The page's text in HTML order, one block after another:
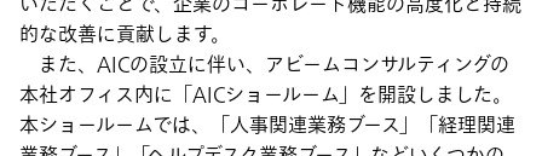
的な改善に貢献します。
また、AICの設立に伴い、アビームコンサルティングの
本社オフィス内に「AICショールーム」を開設しました。
本ショールームでは、「人事関連業務ブース」「経理関連